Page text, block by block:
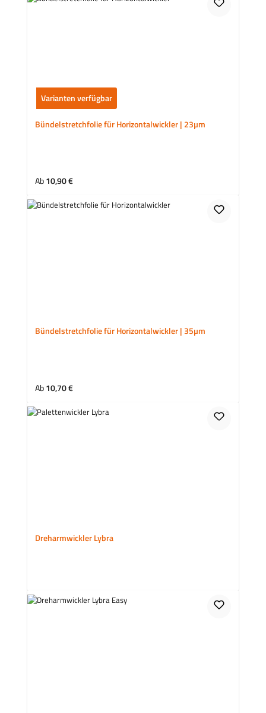
Varianten verfügbar
Bündelstretchfolie für Horizontalwickler | 23µm
Regulärer Preis:
Ab10,90 €
Bündelstretchfolie für Horizontalwickler | 35µm
Regulärer Preis:
Ab10,70 €
Dreharmwickler Lybra